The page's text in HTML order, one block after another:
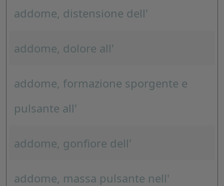
addome, distensione dell'
addome, dolore all'
addome, formazione sporgente e
pulsante all'
addome, gonfiore dell'
addome, massa pulsante nell'